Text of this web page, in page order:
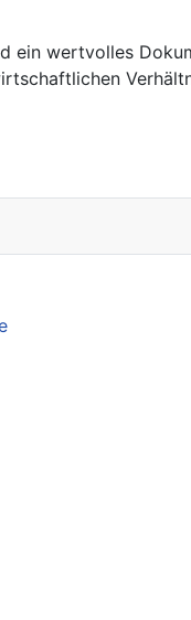
ein wertvolles